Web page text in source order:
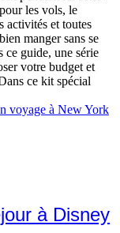
les vols, le
activités et toutes
manger sans se
ce guide, une série
votre budget et
ce kit spécial
à Disney